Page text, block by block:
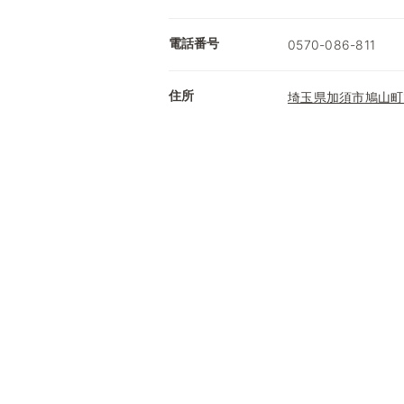
電話番号 0570-086-811
住所 埼玉県加須市鳩山